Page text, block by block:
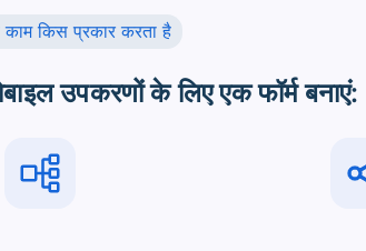
किस प्रकार करता है
उपकरणों के लिए एक फॉर्म बनाएं: